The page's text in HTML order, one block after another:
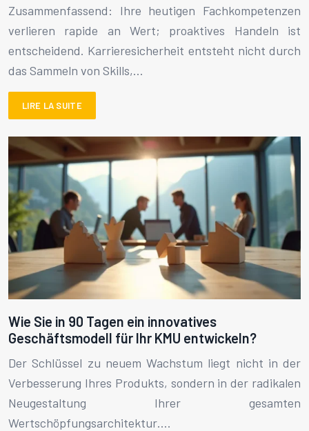
Zusammenfassend: Ihre heutigen Fachkompetenzen
verlieren rapide an Wert; proaktives Handeln ist
entscheidend. Karrieresicherheit entsteht nicht durch
das Sammeln von Skills,…
LIRE LA SUITE
Wie Sie in 90 Tagen ein innovatives
Geschäftsmodell für Ihr KMU entwickeln?
Der Schlüssel zu neuem Wachstum liegt nicht in der
Verbesserung Ihres Produkts, sondern in der radikalen
Neugestaltung Ihrer gesamten
Wertschöpfungsarchitektur….